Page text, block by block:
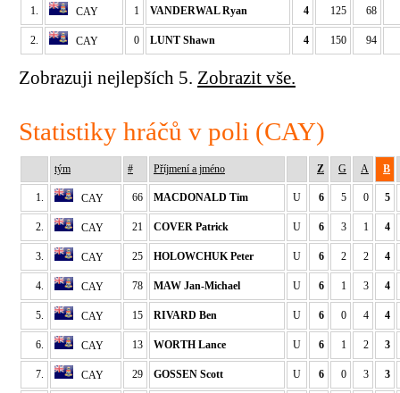
1. CAY 1 VANDERWAL Ryan 4 125 68
2. CAY 0 LUNT Shawn 4 150 94
Zobrazuji nejlepších 5. Zobrazit vše.
Statistiky hráčů v poli (CAY)
tým # Příjmení a jméno Z G A B
1. CAY 66 MACDONALD Tim U 6 5 0 5
2. CAY 21 COVER Patrick U 6 3 1 4
3. CAY 25 HOLOWCHUK Peter U 6 2 2 4
4. CAY 78 MAW Jan-Michael U 6 1 3 4
5. CAY 15 RIVARD Ben U 6 0 4 4
6. CAY 13 WORTH Lance U 6 1 2 3
7. CAY 29 GOSSEN Scott U 6 0 3 3